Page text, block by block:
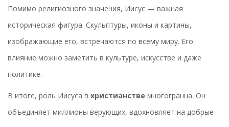
Помимо религиозного значения, Иисус — важная
историческая фигура. Скульптуры, иконы и картины,
изображающие его, встречаются по всему миру. Его
влияние можно заметить в культуре, искусстве и даже
политике.
В итоге, роль Иисуса в христианстве многогранна. Он
объединяет миллионы верующих, вдохновляет на добрые